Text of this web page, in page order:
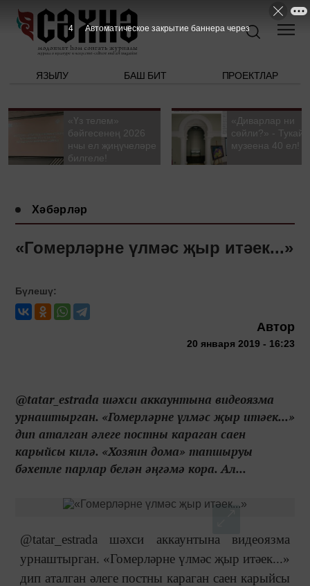
ЯЗЫЛУ БАШ БИТ ПРОЕКТЛАР
«Үз телем»
бәйгесенең 2026
нчы ел җиңүчеләре
билгеле!
«Диварлар ни
сөйли?» - Тукай
музеена 40 ел!
Хәбәрләр
«Гомерләрне үлмәс җыр итәек...»
Бүлешү:
Автор
20 января 2019 - 16:23
@tatar_estrada шәхси аккаунтына видеоязма
урнаштырган. «Гомерләрне үлмәс җыр итәек...»
дип аталган әлеге постны караган саен
карыйсы килә. «Хозяин дома» тапшыруы
бәхетле парлар белән әңгәмә кора. Ал...
@tatar_estrada шәхси аккаунтына видеоязма
урнаштырган. «Гомерләрне үлмәс җыр итәек...»
дип аталган әлеге постны караган саен карыйсы
3 Автоматическое закрытие баннера через